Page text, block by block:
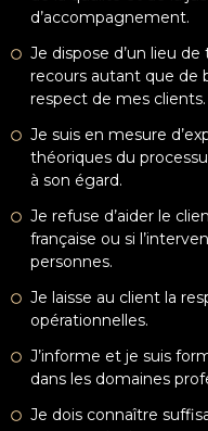
d’accompagnement.
Je dispose d’un lieu
recours autant que de
respect de mes clients.
Je suis en mesure
théoriques du
à son égard.
Je refuse d’aider le
française ou si
personnes.
Je laisse au client la
opérationnelles.
J’informe et je suis
dans les domaines
Je dois connaître